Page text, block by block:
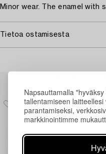
Napsauttamalla
tallentamiseen
parantamiseksi,
markkinointimme
Minor wear. The enamel with
Tietoa ostamisesta